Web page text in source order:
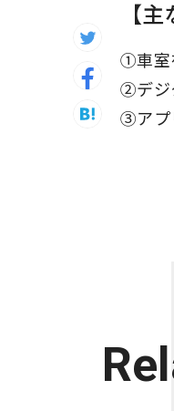
【主
①車室
②デジ
③アプ